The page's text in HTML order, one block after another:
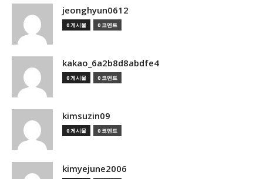
jeonghyun0612
0 게시물 0 코멘트
kakao_6a2b8d8abdfe4
0 게시물 0 코멘트
kimsuzin09
0 게시물 0 코멘트
kimyejune2006